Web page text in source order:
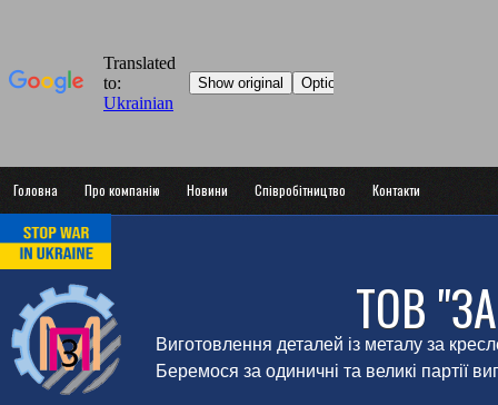
Головна Про компанію Новини Співробітництво Контакти
ТОВ
Виготовлення деталей із металу за
Беремося за одиничні та великі партії